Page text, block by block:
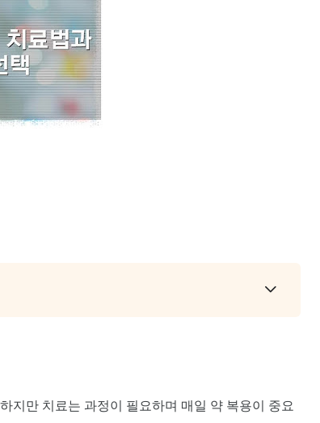
지만 치료는 과정이 필요하며 매일 약 복용이 중요